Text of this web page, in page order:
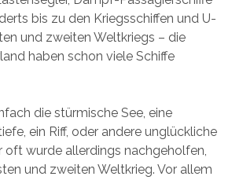
bis zu den Kriegsschiffen und U-
und zweiten Weltkriegs – die
haben schon viele Schiffe
die stürmische See, eine
ein Riff, oder andere unglückliche
oft wurde allerdings nachgeholfen,
und zweiten Weltkrieg. Vor allem